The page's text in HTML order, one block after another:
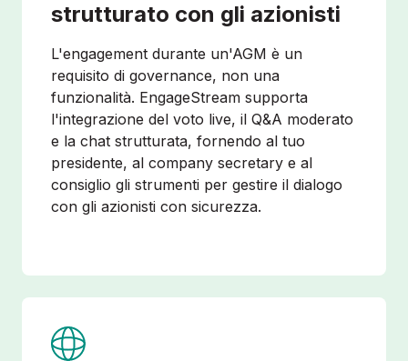
strutturato con gli azionisti
L'engagement durante un'AGM è un
requisito di governance, non una
funzionalità. EngageStream supporta
l'integrazione del voto live, il Q&A moderato
e la chat strutturata, fornendo al tuo
presidente, al company secretary e al
consiglio gli strumenti per gestire il dialogo
con gli azionisti con sicurezza.